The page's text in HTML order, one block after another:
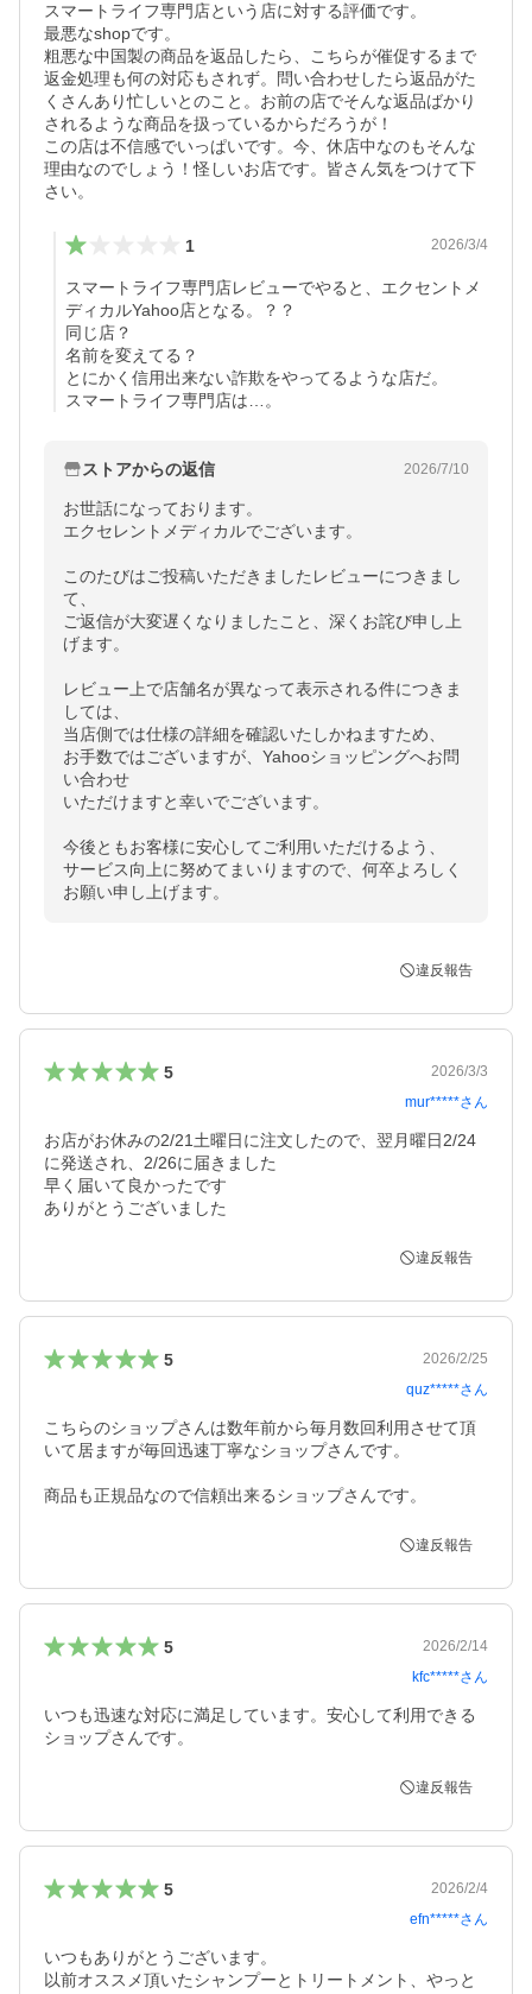
スマートライフ専門店という店に対する評価です。
最悪なshopです。
粗悪な中国製の商品を返品したら、こちらが催促するまで
返金処理も何の対応もされず。問い合わせしたら返品がた
くさんあり忙しいとのこと。お前の店でそんな返品ばかり
されるような商品を扱っているからだろうが！
この店は不信感でいっぱいです。今、休店中なのもそんな
理由なのでしょう！怪しいお店です。皆さん気をつけて下
さい。
1 2026/3/4
スマートライフ専門店レビューでやると、エクセントメ
ディカルYahoo店となる。？？
同じ店？
名前を変えてる？
とにかく信用出来ない詐欺をやってるような店だ。
スマートライフ専門店は…。
ストアからの返信 2026/7/10
お世話になっております。
エクセレントメディカルでございます。
このたびはご投稿いただきましたレビューにつきまし
て、
ご返信が大変遅くなりましたこと、深くお詫び申し上
げます。
レビュー上で店舗名が異なって表示される件につきま
しては、
当店側では仕様の詳細を確認いたしかねますため、
お手数ではございますが、Yahooショッピングへお問
い合わせ
いただけますと幸いでございます。
今後ともお客様に安心してご利用いただけるよう、
サービス向上に努めてまいりますので、何卒よろしく
お願い申し上げます。
違反報告
5
2026/3/3
mur*****さん
お店がお休みの2/21土曜日に注文したので、翌月曜日2/24
に発送され、2/26に届きました
早く届いて良かったです
ありがとうございました
違反報告
5
2026/2/25
quz*****さん
こちらのショップさんは数年前から毎月数回利用させて頂
いて居ますが毎回迅速丁寧なショップさんです。
商品も正規品なので信頼出来るショップさんです。
違反報告
5
2026/2/14
kfc*****さん
いつも迅速な対応に満足しています。安心して利用できる
ショップさんです。
違反報告
5
2026/2/4
efn*****さん
いつもありがとうございます。
以前オススメ頂いたシャンプーとトリートメント、やっと